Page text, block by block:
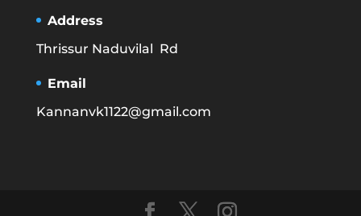
Address
Thrissur Naduvilal Rd
Email
Kannanvk1122@gmail.com